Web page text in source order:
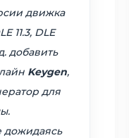
движка
11.3, DLE
добавить
Keygen,
для
дожидаясь